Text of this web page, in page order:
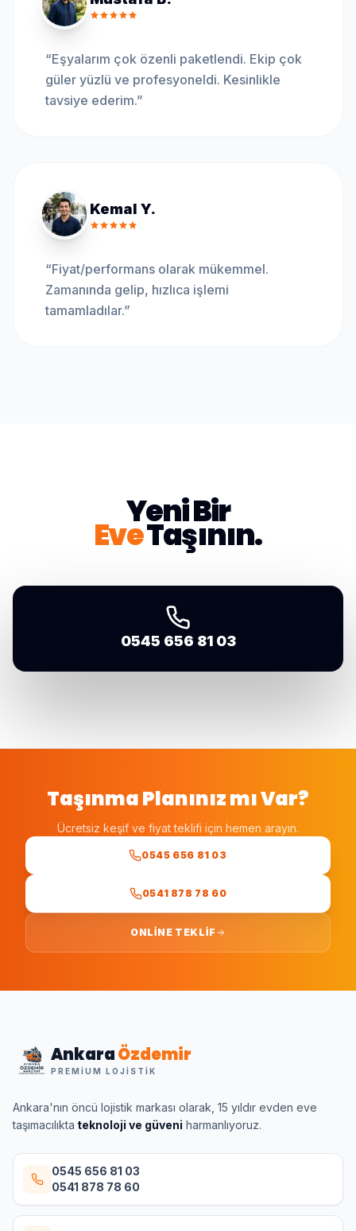
“Eşyalarım çok özenli paketlendi. Ekip çok
güler yüzlü ve profesyoneldi. Kesinlikle
tavsiye ederim.”
Kemal Y.
“Fiyat/performans olarak mükemmel.
Zamanında gelip, hızlıca işlemi
tamamladılar.”
Yeni Bir
EveTaşının.
0545 656 81 03
Taşınma Planınız mı Var?
Ücretsiz keşif ve fiyat teklifi için hemen arayın.
0545 656 81 03
0541 878 78 60
ONLINE TEKLIF
AnkaraÖzdemir
PREMIUM LOJISTIK
Ankara'nın öncü lojistik markası olarak, 15 yıldır evden eve
taşımacılıkta teknoloji ve güveni harmanlıyoruz.
0545 656 81 03
0541 878 78 60